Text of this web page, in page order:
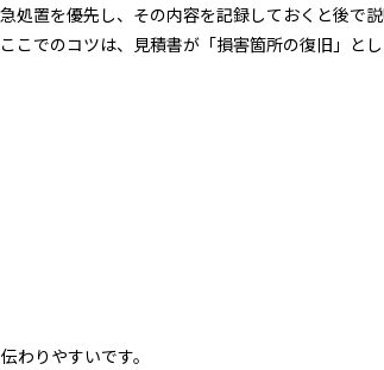
置を優先し、その内容を記録しておくと後で
でのコツは、見積書が「損害箇所の復旧」と
わりやすいです。